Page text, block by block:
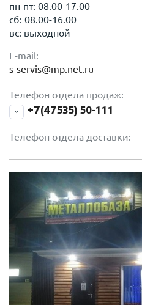
пн-пт: 08.00-17.00
сб: 08.00-16.00
вс: выходной
E-mail:
s-servis@mp.net.ru
Телефон отдела продаж:
+7(47535) 50-111
Телефон отдела доставки: